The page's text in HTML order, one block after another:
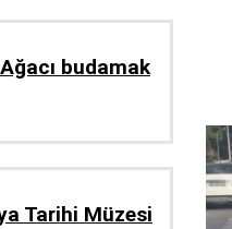
budamak
Tarihi Müzesi